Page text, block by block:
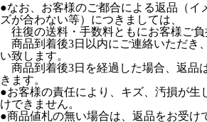
●なお、お客様のご都合による返品（イ
ズが合わない等）につきましては、
往復の送料・手数料ともにお客様ご負
商品到着後3日以内にご連絡いただき
い致します。
商品到着後3日を経過した場合、返品
きます。
●お客様の責任により、キズ、汚損が生
けできません。
●商品値札の無い場合は、返品をお受